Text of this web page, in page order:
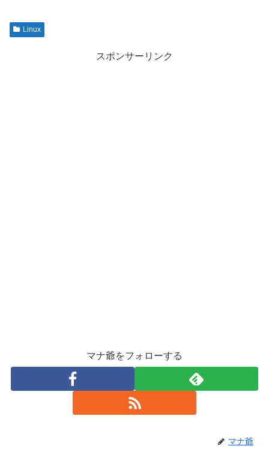
Linux
スポンサーリンク
マナ爺をフォローする
マナ爺